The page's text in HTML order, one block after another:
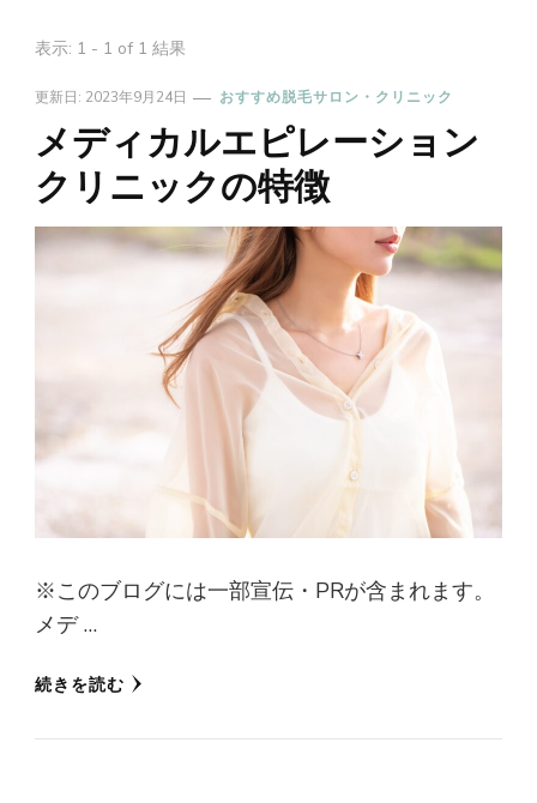
表示: 1 - 1 of 1 結果
更新日: 2023年9月24日 おすすめ脱毛サロン・クリニック
メディカルエピレーション
クリニックの特徴
※このブログには一部宣伝・PRが含まれます。
メデ …
続きを読む